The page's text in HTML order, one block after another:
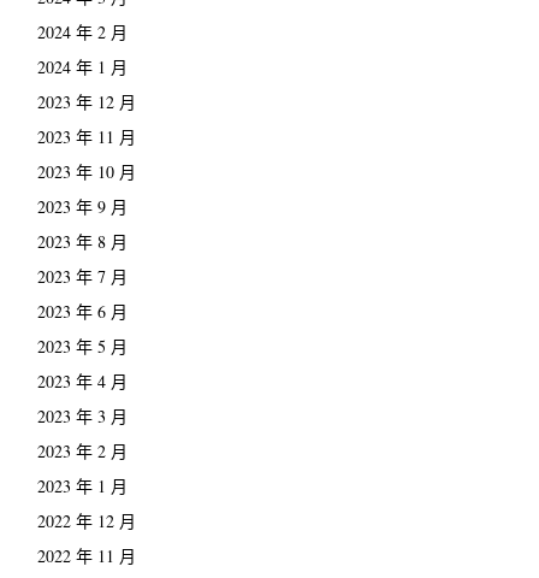
2024 年 2 月
2024 年 1 月
2023 年 12 月
2023 年 11 月
2023 年 10 月
2023 年 9 月
2023 年 8 月
2023 年 7 月
2023 年 6 月
2023 年 5 月
2023 年 4 月
2023 年 3 月
2023 年 2 月
2023 年 1 月
2022 年 12 月
2022 年 11 月